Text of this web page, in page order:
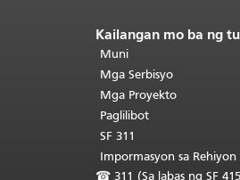
Katapusan
ng
nilalaman
ng
pahina.Ang
natitirang
Kailangan mo ba ng
Muni
Mga Serbisyo
Mga Proyekto
Paglilibot
SF 311
Impormasyon sa Rehiyon
☎ 311 (Sa labas ng SF